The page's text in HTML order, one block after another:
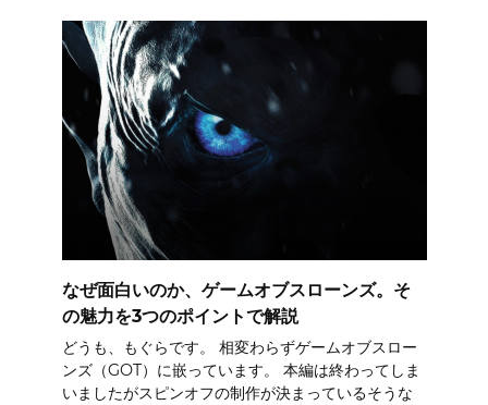
なぜ面白いのか、ゲームオブスローンズ。そ
の魅力を3つのポイントで解説
どうも、もぐらです。 相変わらずゲームオブスロー
ンズ（GOT）に嵌っています。 本編は終わってしま
いましたがスピンオフの制作が決まっているそうな